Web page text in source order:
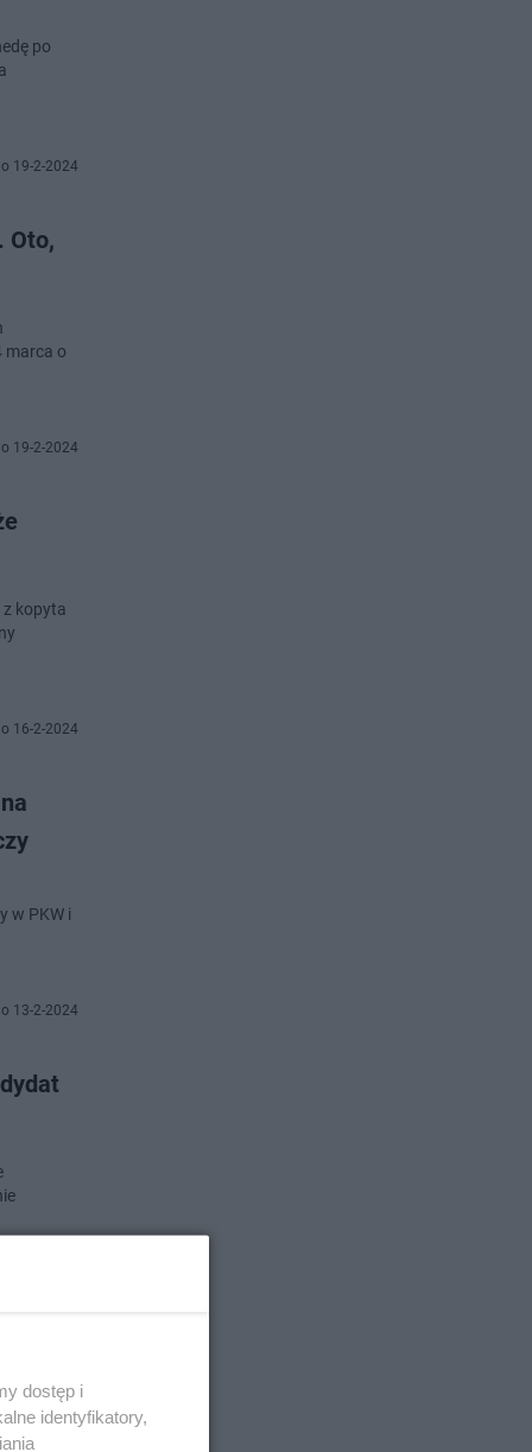
po
19-2-2024
Oto,
marca o
19-2-2024
kopyta
16-2-2024
w PKW i
13-2-2024
dostęp i
identyfikatory,